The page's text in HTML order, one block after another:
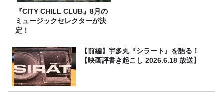
『CITY CHILL CLUB』8月の
ミュージックセレクターが決
定！
【前編】宇多丸『シラート』を語る！
【映画評書き起こし 2026.6.18 放送】